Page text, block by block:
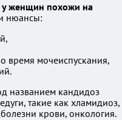
женщин похожи на
нюансы:
время мочеиспускания,
названием кандидоз
такие как хламидиоз,
крови, онкология.